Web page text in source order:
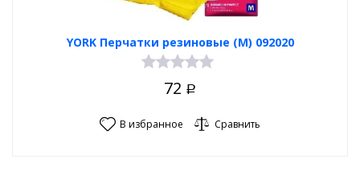
YORK Перчатки резиновые (M) 092020
72 Р
В избранное Сравнить